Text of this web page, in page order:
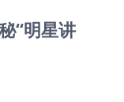
“明星讲